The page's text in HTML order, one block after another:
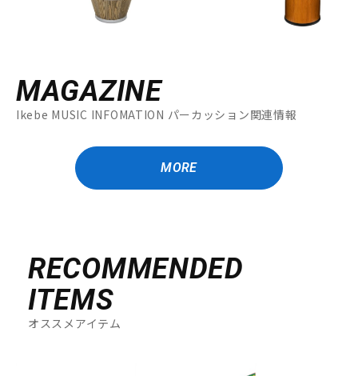
MAGAZINE
Ikebe MUSIC INFOMATION パーカッション関連情報
MORE
RECOMMENDED
ITEMS
オススメアイテム